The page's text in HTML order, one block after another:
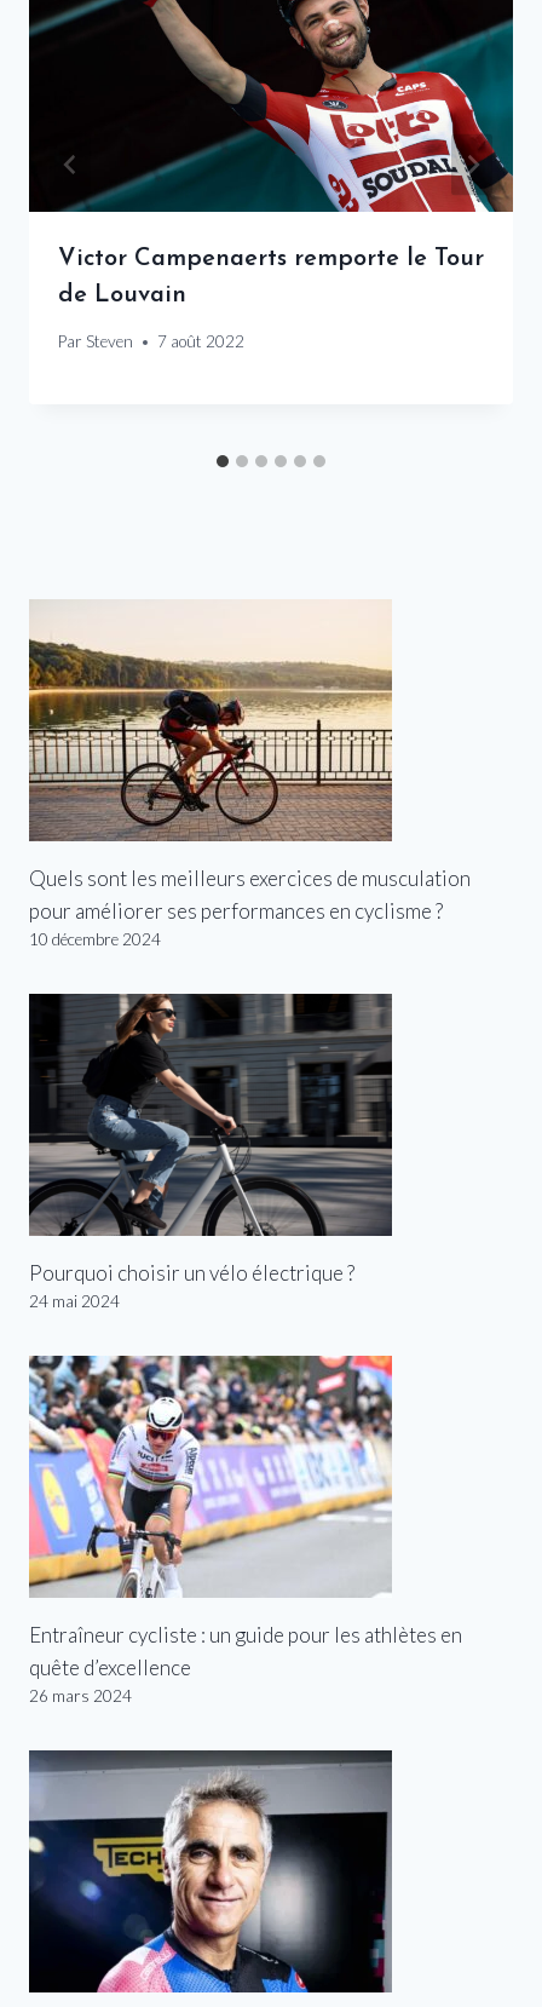
Victor Campenaerts remporte le Tour
de Louvain
Par Steven 7 août 2022
Quels sont les meilleurs exercices de musculation
pour améliorer ses performances en cyclisme ?
10 décembre 2024
Pourquoi choisir un vélo électrique ?
24 mai 2024
Entraîneur cycliste : un guide pour les athlètes en
quête d’excellence
26 mars 2024